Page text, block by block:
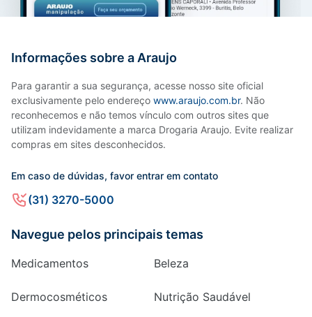
Informações sobre a Araujo
Para garantir a sua segurança, acesse nosso site oficial
exclusivamente pelo endereço www.araujo.com.br. Não
reconhecemos e não temos vínculo com outros sites que
utilizam indevidamente a marca Drogaria Araujo. Evite realizar
compras em sites desconhecidos.
Em caso de dúvidas, favor entrar em contato
(31) 3270-5000
Navegue pelos principais temas
Medicamentos Beleza
Dermocosméticos Nutrição Saudável